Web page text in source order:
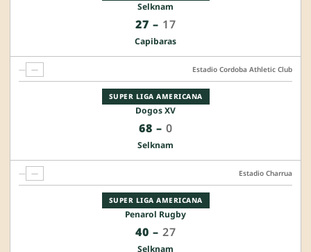
Selknam
27 – 17
Capibaras
SUPER LIGA AMERICANA
Dogos XV
68 – 0
Selknam
— — Estadio Cordoba Athletic Club
SUPER LIGA AMERICANA
Penarol Rugby
40 – 27
Selknam
— — Estadio Charrua